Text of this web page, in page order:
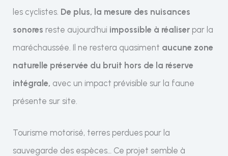
les cyclistes. De plus, la mesure des nuisances
sonores reste aujourd’hui impossible à réaliser par la
maréchaussée. Il ne restera quasiment aucune zone
naturelle préservée du bruit hors de la réserve
intégrale, avec un impact prévisible sur la faune
présente sur site.
Tourisme motorisé, terres perdues pour la
sauvegarde des espèces… Ce projet semble à